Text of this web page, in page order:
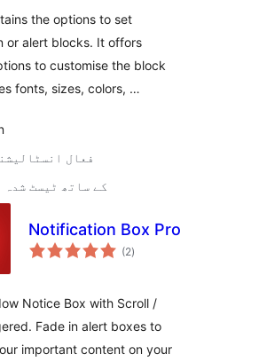
the options to set
or alert blocks. It offors
to customise the block
fonts, sizes, colors, …
70+ فعال
6.0.13 کے ساتھ ٹیسٹ شدہ
Notification Box Pro
(2مجموعی
درجہ
)
Notice Box with Scroll /
Fade in alert boxes to
important content on your